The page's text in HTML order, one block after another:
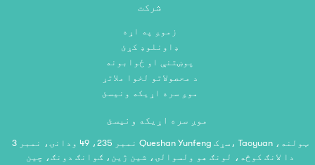
شرکت
زموږ په اړه
ډاونلوډ کړئ
پوښتنې او ځوابونه
د محصولاتو لخوا ملاتړ
موږ سره اړیکه ونیسئ
موږ سره اړیکه ونیسئ
نمبر 235، 49 ودانۍ، نمبر 3 Queshan Yunfeng سړک، Taoyuan ټولنه،
دا لانګ کوڅه، لونګ هو ولسوالۍ، شین ژین، ګوانګ دونګ، چین